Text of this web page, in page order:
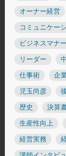
オーナー経営
コミュニケー
ビジネスマナー
リーダー
仕事術 企
児玉尚彦
歴史 決算
生産性向上
経営実務